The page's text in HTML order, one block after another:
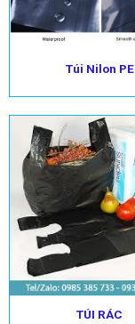
Túi Nilon PE
TÚI RÁC